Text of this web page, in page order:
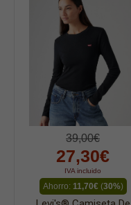
39,00€
27,30€
IVA incluido
Ahorro: 11,70€(30%)